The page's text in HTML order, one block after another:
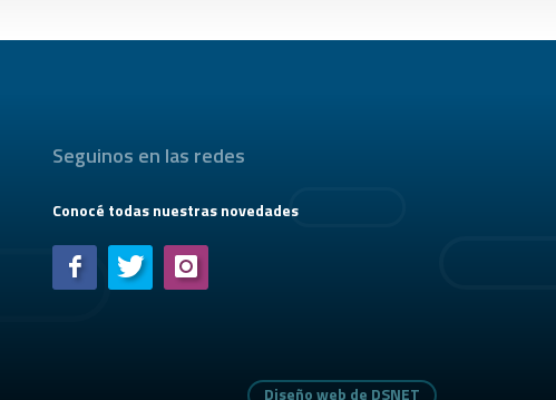
Seguinos en las redes
Conocé todas nuestras novedades
Diseño web de DSNET